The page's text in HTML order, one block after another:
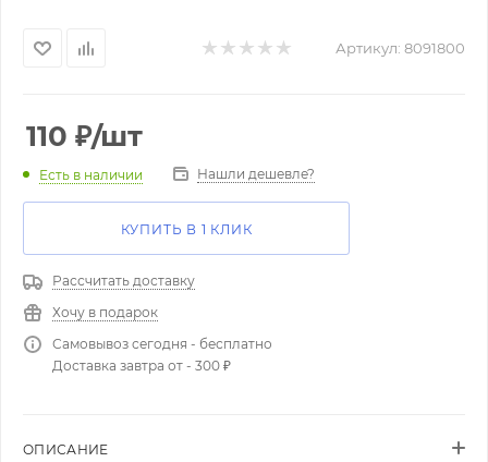
Артикул: 8091800
110 ₽/шт
Есть в наличии Нашли дешевле?
КУПИТЬ В 1 КЛИК
Рассчитать доставку
Хочу в подарок
Самовывоз сегодня - бесплатно
Доставка завтра от - 300 ₽
ОПИСАНИЕ